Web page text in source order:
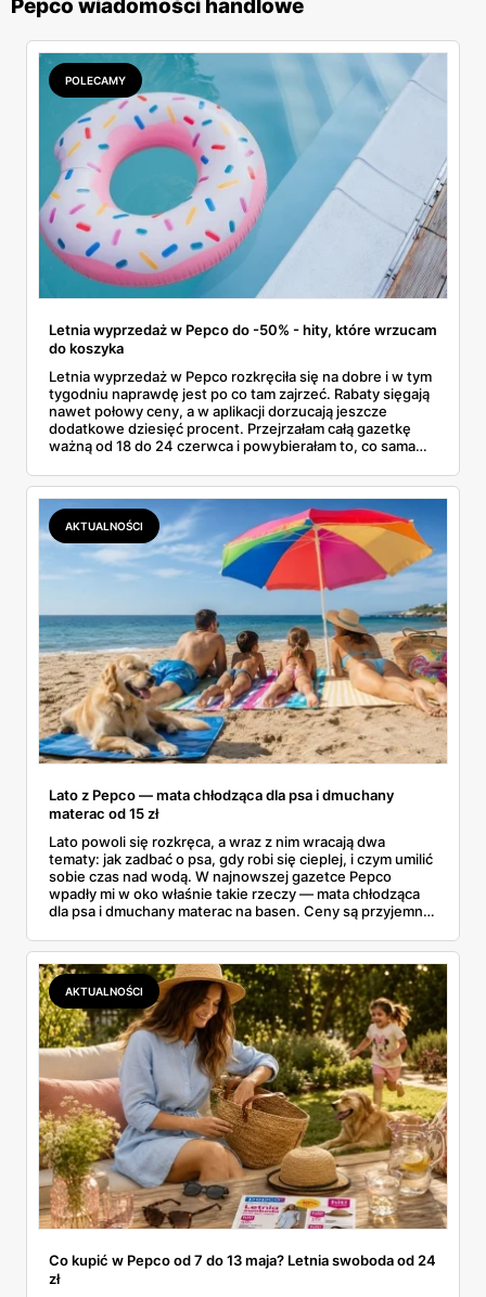
Pepco wiadomości handlowe
POLECAMY
Letnia wyprzedaż w Pepco do -50% - hity, które wrzucam
do koszyka
Letnia wyprzedaż w Pepco rozkręciła się na dobre i w tym
tygodniu naprawdę jest po co tam zajrzeć. Rabaty sięgają
nawet połowy ceny, a w aplikacji dorzucają jeszcze
dodatkowe dziesięć procent. Przejrzałam całą gazetkę
ważną od 18 do 24 czerwca i powybierałam to, co sama
bawełniane ubranka dla dzieci, koszulki z bajkowymi
postaciami. Wszystko z jednej gazetki, bez biegania po
pół mieście.
AKTUALNOŚCI
Lato z Pepco — mata chłodząca dla psa i dmuchany
materac od 15 zł
Lato powoli się rozkręca, a wraz z nim wracają dwa
tematy: jak zadbać o psa, gdy robi się cieplej, i czym umilić
sobie czas nad wodą. W najnowszej gazetce Pepco
wpadły mi w oko właśnie takie rzeczy — mata chłodząca
dla psa i dmuchany materac na basen. Ceny są przyjemne:
Zebrałam to, co naprawdę warto rozważyć na ten sezon
— dla czworonoga w domu i dla całej rodziny nad wodą.
AKTUALNOŚCI
Co kupić w Pepco od 7 do 13 maja? Letnia swoboda od 24
zł